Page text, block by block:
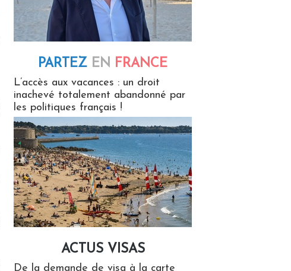
PARTEZ EN FRANCE
L’accès aux vacances : un droit
inachevé totalement abandonné par
les politiques français !
ACTUS VISAS
De la demande de visa à la carte